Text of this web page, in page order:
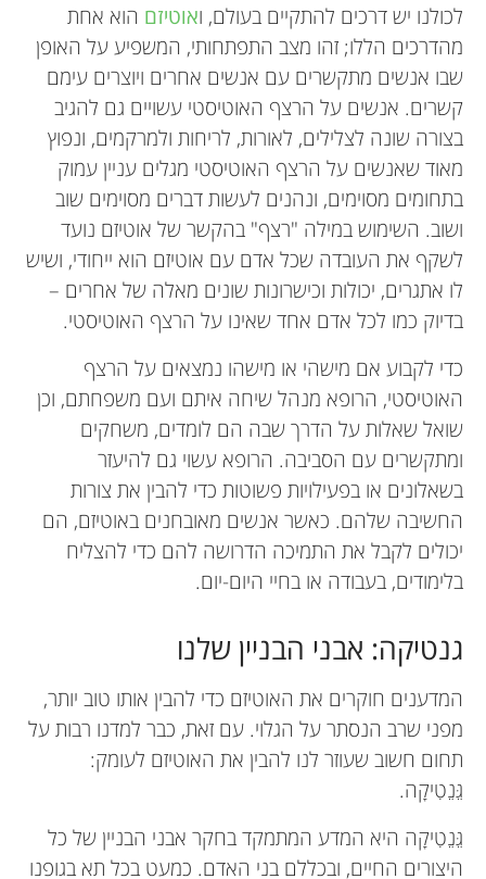
לכולנו יש דרכים להתקיים בעולם, ואוטיזם הוא אחת
מהדרכים הללו; זהו מצב התפתחותי, המשפיע על האופן
שבו אנשים מתקשרים עם אנשים אחרים ויוצרים עימם
קשרים. אנשים על הרצף האוטיסטי עשויים גם להגיב
בצורה שונה לצלילים, לאורות, לריחות ולמרקמים, ונפוץ
מאוד שאנשים על הרצף האוטיסטי מגלים עניין עמוק
בתחומים מסוימים, ונהנים לעשות דברים מסוימים שוב
ושוב. השימוש במילה "רצף" בהקשר של אוטיזם נועד
לשקף את העובדה שכל אדם עם אוטיזם הוא ייחודי, ושיש
לו אתגרים, יכולות וכישרונות שונים מאלה של אחרים –
בדיוק כמו לכל אדם אחד שאינו על הרצף האוטיסטי.
כדי לקבוע אם מישהי או מישהו נמצאים על הרצף
האוטיסטי, הרופא מנהל שיחה איתם ועם משפחתם, וכן
שואל שאלות על הדרך שבה הם לומדים, משחקים
ומתקשרים עם הסביבה. הרופא עשוי גם להיעזר
בשאלונים או בפעילויות פשוטות כדי להבין את צורות
החשיבה שלהם. כאשר אנשים מאובחנים באוטיזם, הם
יכולים לקבל את התמיכה הדרושה להם כדי להצליח
בלימודים, בעבודה או בחיי היום-יום.
גנטיקה: אבני הבניין שלנו
המדענים חוקרים את האוטיזם כדי להבין אותו טוב יותר,
מפני שרב הנסתר על הגלוי. עם זאת, כבר למדנו רבות על
תחום חשוב שעוזר לנו להבין את האוטיזם לעומק:
גֵּנֵטִיקָה.
גֵּנֵטִיקָה היא המדע המתמקד בחקר אבני הבניין של כל
היצורים החיים, ובכללם בני האדם. כמעט בכל תא בגופנו